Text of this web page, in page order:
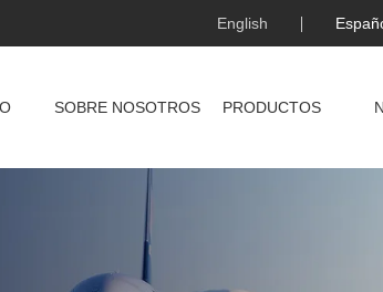
English
SOBRE NOSOTROS PRODUCTOS